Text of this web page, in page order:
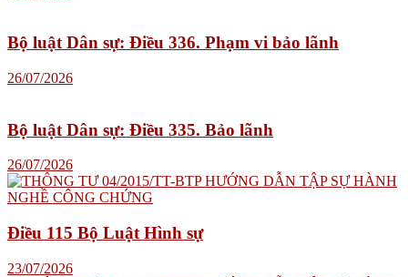
Bộ luật Dân sự: Điều 336. Phạm vi bảo lãnh
26/07/2026
Bộ luật Dân sự: Điều 335. Bảo lãnh
26/07/2026
Điều 115 Bộ Luật Hình sự
23/07/2026